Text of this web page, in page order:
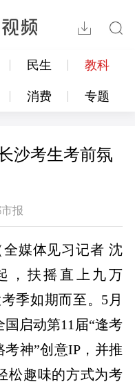
民生 教科
消费 专题
沙考生考前氛
报
媒体见习记者 沈
，扶摇直上九万
季如期而至。5月
启动第11届“逢考
考神”创意IP，并推
松趣味的方式为考